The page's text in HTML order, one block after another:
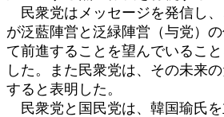
民衆党はメッセージを発信し
が泛藍陣営と泛緑陣営（与党）
て前進することを望んでいるこ
した。また民衆党は、その未来
すると表明した。
民衆党と国民党は、韓国瑜氏